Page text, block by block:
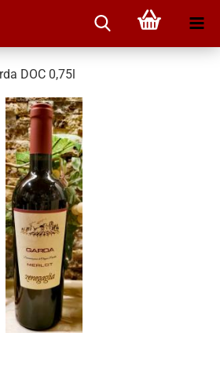
DOC 0,75l